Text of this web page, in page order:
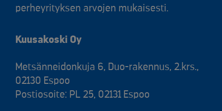
perheyrityksen arvojen mukaisesti.
Kuusakoski Oy
Metsänneidonkuja 6, Duo-rakennus, 2.krs.,
02130 Espoo
Postiosoite: PL 25, 02131 Espoo